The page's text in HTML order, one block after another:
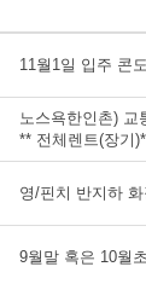
11월1일 입주 콘
노스욕한인촌) 교
** 전체렌트(장기
영/핀치 반지하
9월말 혹은 10월